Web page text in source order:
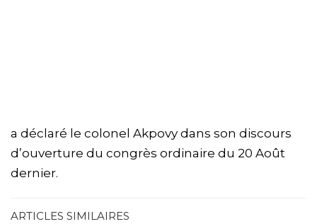
a déclaré le colonel Akpovy dans son discours
d’ouverture du congrès ordinaire du 20 Août
dernier.
ARTICLES SIMILAIRES